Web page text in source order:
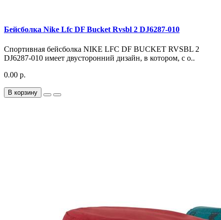
Бейсболка Nike Lfc DF Bucket Rvsbl 2 DJ6287-010
Спортивная бейсболка NIKE LFC DF BUCKET RVSBL 2
DJ6287-010 имеет двусторонний дизайн, в котором, с о..
0.00 р.
В корзину